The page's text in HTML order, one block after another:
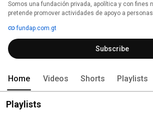
Somos una fundación privada, apolítica y con fines
pretende promover actividades de apoyo a
fundap.com.gt
Subscribe
Home Videos Shorts Playlists
Playlists